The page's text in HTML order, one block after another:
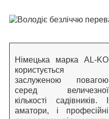
Німецька марка AL-KO
користується
заслуженою повагою
серед величезної
кількості садівників. І
аматори, і професійні